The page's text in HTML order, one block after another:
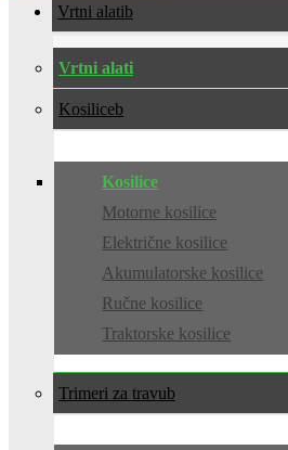
Vrtni alati
Vrtni alati
Kosilice
Kosilice
Motorne kosilice
Električne kosilice
Akumulatorske kosilice
Ručne kosilice
Traktorske kosilice
Trimeri za travu